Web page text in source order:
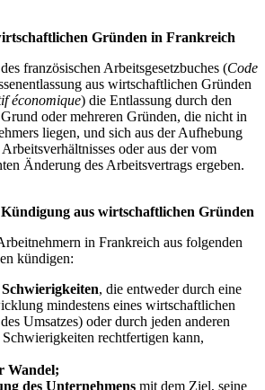
Gründen in Frankreich
französischen Arbeitsgesetzbuches (Code
aus wirtschaftlichen Gründen
économique) die Entlassung durch den
oder mehreren Gründen, die nicht in
liegen, und sich aus der Aufhebung
oder aus der vom
Änderung des Arbeitsvertrags ergeben.
aus wirtschaftlichen Gründen
in Frankreich aus folgenden
kündigen:
, die entweder durch eine
mindestens eines wirtschaftlichen
Umsatzes) oder durch jeden anderen
Schwierigkeiten rechtfertigen kann,
Wandel;
des Unternehmens mit dem Ziel, seine